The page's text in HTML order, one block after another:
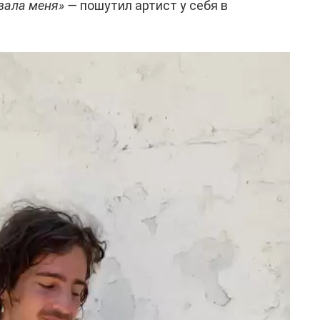
меня» — пошутил артист у себя в